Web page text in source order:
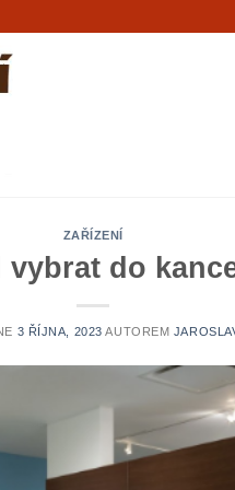
ZAŘÍZENÍ
vybrat do
3 ŘÍJNA, 2023 AUTOREM